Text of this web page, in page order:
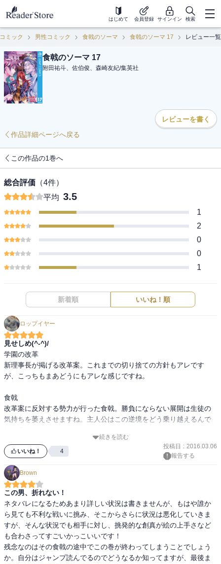
はじめて 会員登録 サインイン 検索
コミック 男性コミック 食戟のソーマ 食戟のソーマ 17 レビュー一覧
食戟のソーマ 17
附田祐斗、佐伯俊、森崎友紀/集英社
レビューを書く
作品詳細ページへ戻る
この作品の1巻へ
総合評価 （4件）
平均 3.5
1
2
0
0
1
新着順 いいね！順
ロップイヤー
見せしめ(^-^)/
学園の改革
新理事長が掲げる改革案。これまでの切り捨ての方針もアレです
が、こっちもまあどうにもアレな感じですね。
食戟
改革案に反対する勢力が行った食戟。勝負にならない展開は生徒の
気持ちを萎えさせますね。主人公はこの逆境をどう乗り越えるんで
続きを読む
いいね！ 4
投稿日 : 2016.03.06
報告する
Brown
この男、折れない！
ネタバレになるためあまり詳しい状況は書きませんが、もはや誰か
ら見ても不利な戦いに挑み、そこからさらに状況は悪化していきま
すが、そんな状況でも相手に対し、挑発的な創真が絵の上手さなど
も合わさってすごいかっこいいです！
残念なのはその食戟の途中でこの巻が終わってしまうことでしょう
か。自分はジャンプ読んでるのでどうなるか知ってますが、最後ま